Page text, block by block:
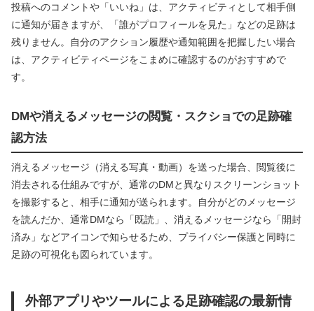
投稿へのコメントや「いいね」は、アクティビティとして相手側
に通知が届きますが、「誰がプロフィールを見た」などの足跡は
残りません。自分のアクション履歴や通知範囲を把握したい場合
は、アクティビティページをこまめに確認するのがおすすめで
す。
DMや消えるメッセージの閲覧・スクショでの足跡確
認方法
消えるメッセージ（消える写真・動画）を送った場合、閲覧後に
消去される仕組みですが、通常のDMと異なりスクリーンショット
を撮影すると、相手に通知が送られます。自分がどのメッセージ
を読んだか、通常DMなら「既読」、消えるメッセージなら「開封
済み」などアイコンで知らせるため、プライバシー保護と同時に
足跡の可視化も図られています。
外部アプリやツールによる足跡確認の最新情